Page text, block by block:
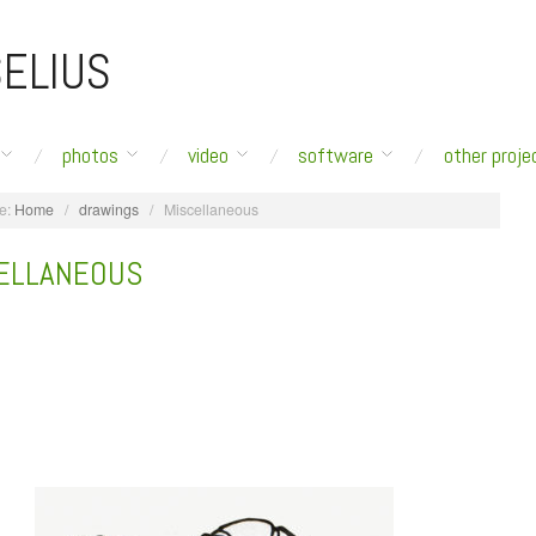
photos video software other
Home / drawings / Miscellaneous